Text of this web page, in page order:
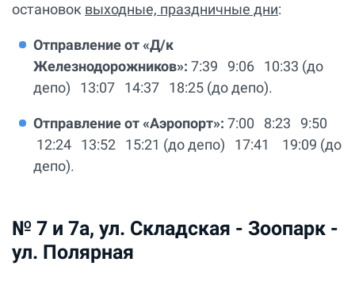
остановок выходные, праздничные дни:
Отправление от«Д/к
Железнодорожников»: 7:39 9:06 10:33 (до
депо) 13:07 14:37 18:25 (до депо).
Отправление от«Аэропорт»: 7:00 8:23 9:50
12:24 13:52 15:21 (до депо) 17:41 19:09 (до
депо).
№ 7 и 7а, ул. Складская - Зоопарк -
ул. Полярная